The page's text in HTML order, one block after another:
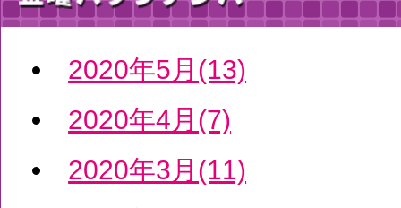
2020年5月(13)
2020年4月(7)
2020年3月(11)